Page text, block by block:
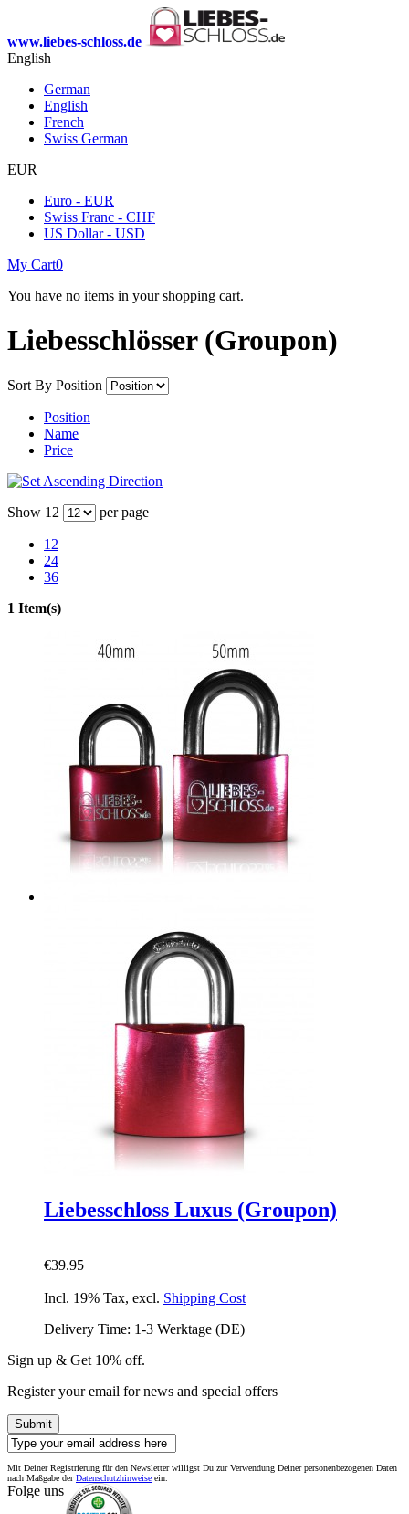
www.liebes-schloss.de
English
German
English
French
Swiss German
EUR
Euro - EUR
Swiss Franc - CHF
US Dollar - USD
My Cart0
You have no items in your shopping cart.
Liebesschlösser (Groupon)
Sort By Position
Position
Name
Price
Show 12 per page
12
24
36
1 Item(s)
Liebesschloss Luxus (Groupon)
€39.95
Incl. 19% Tax, excl. Shipping Cost
Delivery Time: 1-3 Werktage (DE)
Sign up & Get 10% off.
Register your email for news and special offers
Submit
Mit Deiner Registrierung für den Newsletter willigst Du zur Verwendung Deiner personenbezogenen Daten
nach Maßgabe derDatenschutzhinweise ein.
Folge uns